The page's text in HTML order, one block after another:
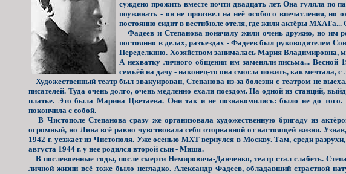
суждено прожить вместе почти двадцать лет. Она гуляла по
поужинать - он не произвел на неё особого впечатления,
постоянно сидит в вестибюле отеля, где жили актёры
Фадеев и Степанова поначалу жили очень дружно, но им
постоянно в делах, разъездах - Фадеев был руководителем
Переделкино. Хозяйством занималась Мария Владимировна,
А нехватку личного общения им заменяли письма... Весной
семьёй на дачу - наконец-то она смогла пожить, как
Художественный театр был эвакуирован, Степанова из-за болезни с театром не
писателей. Туда очень долго, очень медленно ехали поездом. На одной из станций,
платье. Это была Марина Цветаева. Они так и не познакомились: было не до того.
покончила с собой.
В Чистополе Степанова сразу же организовала художественную бригаду из
огромный, но Лина всё равно чувствовала себя оторванной от настоящей жизни.
1942 г. уезжает из Чистополя. Уже осенью МХТ вернулся в Москву. Там, среди
августа 1944 г. у нее родился второй сын - Миша.
В послевоенные годы, после смерти Немировича-Данченко, театр стал слабеть.
личной жизни всё тоже было негладко. Александр Фадеев, обладавший страстной